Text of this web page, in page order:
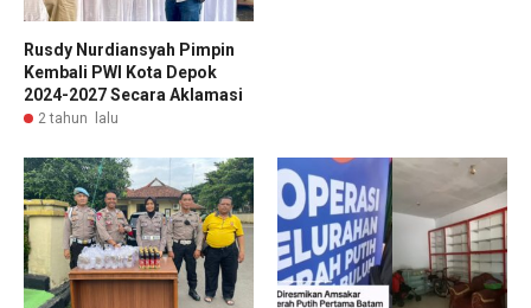
Rusdy Nurdiansyah Pimpin
Kembali PWI Kota Depok
2024-2027 Secara Aklamasi
2 tahun lalu